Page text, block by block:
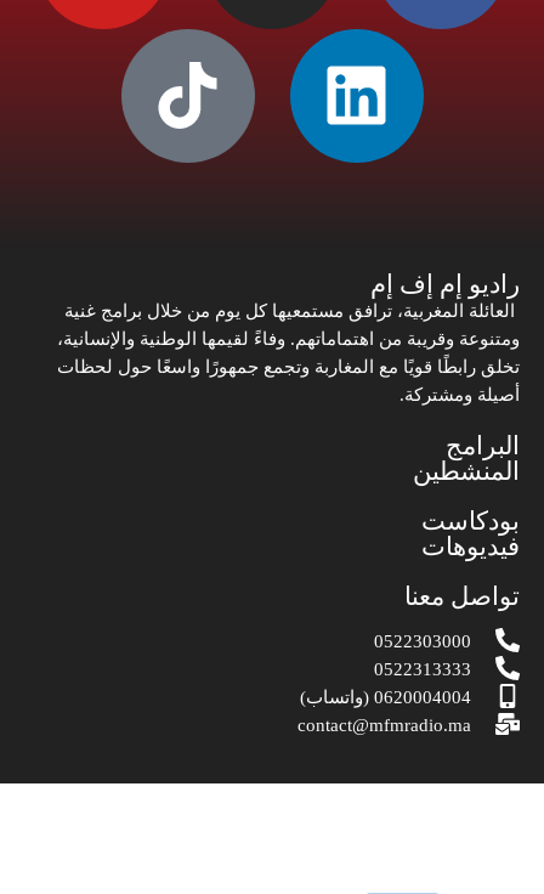
راديو إم إف إم
العائلة المغربية، ترافق مستمعيها كل يوم من خلال برامج غنية
ومتنوعة وقريبة من اهتماماتهم. وفاءً لقيمها الوطنية والإنسانية،
تخلق رابطًا قويًا مع المغاربة وتجمع جمهورًا واسعًا حول لحظات
أصيلة ومشتركة.
البرامج
المنشطين
بودكاست
فيديوهات
تواصل معنا
0522303000
0522313333
0620004004 (واتساب)
contact@mfmradio.ma